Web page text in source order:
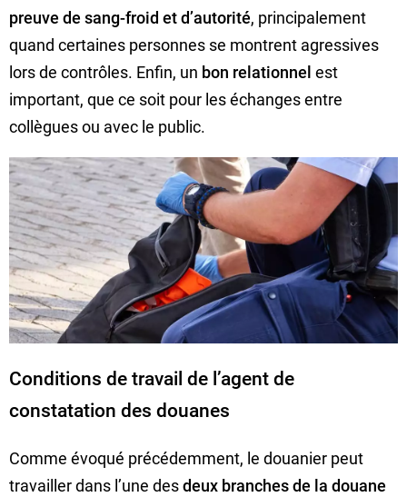
preuve de sang-froid et d’autorité, principalement
quand certaines personnes se montrent agressives
lors de contrôles. Enfin, un bon relationnel est
important, que ce soit pour les échanges entre
collègues ou avec le public.
Conditions de travail de l’agent de
constatation des douanes
Comme évoqué précédemment, le douanier peut
travailler dans l’une desdeux branches de la douane